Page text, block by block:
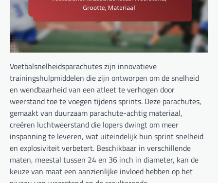
Voetbalsnelheidsparachutes zijn innovatieve
trainingshulpmiddelen die zijn ontworpen om de snelheid
en wendbaarheid van een atleet te verhogen door
weerstand toe te voegen tijdens sprints. Deze parachutes,
gemaakt van duurzaam parachute-achtig materiaal,
creëren luchtweerstand die lopers dwingt om meer
inspanning te leveren, wat uiteindelijk hun sprint snelheid
en explosiviteit verbetert. Beschikbaar in verschillende
maten, meestal tussen 24 en 36 inch in diameter, kan de
keuze van maat een aanzienlijke invloed hebben op het